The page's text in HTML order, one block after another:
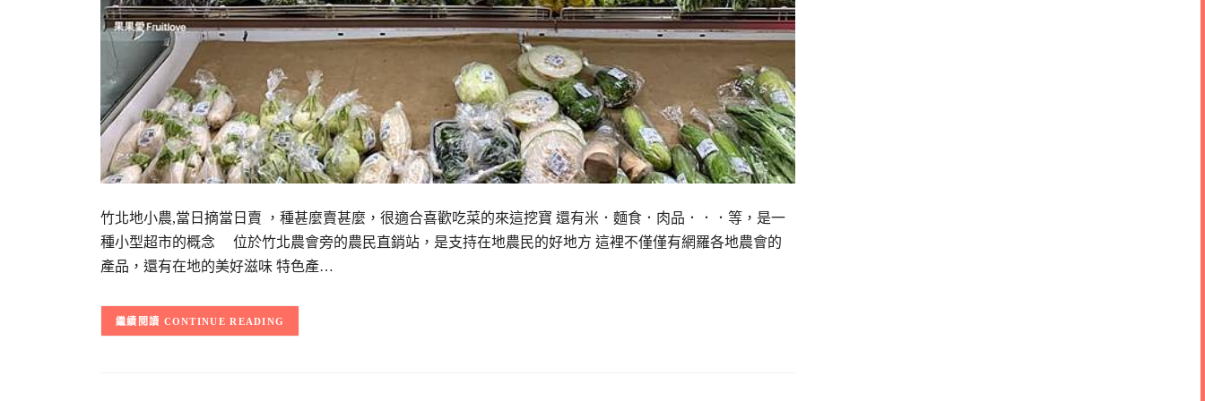
竹北地小農,當日摘當日賣 ，種甚麼賣甚麼，很適合喜歡吃菜的來這挖寶 還有米．麵食．肉品．．．等，是一
種小型超市的概念 位於竹北農會旁的農民直銷站，是支持在地農民的好地方 這裡不僅僅有網羅各地農會的
產品，還有在地的美好滋味 特色產…
CONTINUE READING